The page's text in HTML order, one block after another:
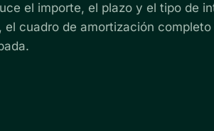
el importe, el plazo y el tipo de
el cuadro de amortización